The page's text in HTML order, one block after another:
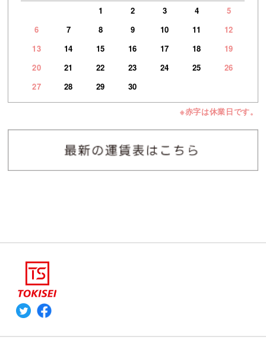
1
2 3 4
5
6
7 8 9 10 11
12
13
14 15 16 17 18
19
20
21 22 23 24 25
26
27
28 29 30
※赤字は休業日です。